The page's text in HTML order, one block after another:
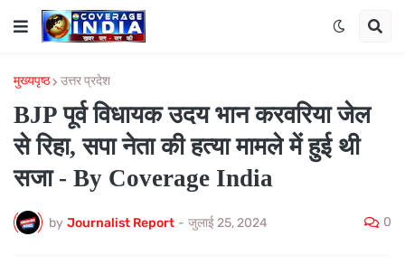
मुख्यपृष्ठ उत्तर प्रदेश
BJP पूर्व विधायक उदय भान करवरिया जेल
से रिहा, सपा नेता की हत्या मामले में हुई थी
सजा - By Coverage India
by Journalist Report - जुलाई 25, 2024 0